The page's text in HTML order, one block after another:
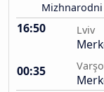
Mizhnarodni
16:50 Lviv
00:35